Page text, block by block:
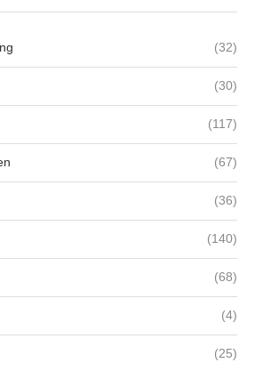
(32)
(30)
(117)
(67)
(36)
(140)
(68)
(4)
(25)